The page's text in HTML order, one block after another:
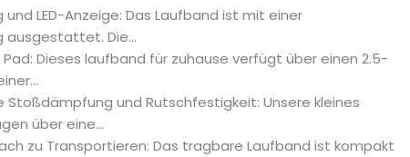
und LED-Anzeige: Das Laufband ist mit einer
ausgestattet. Die...
Dieses laufband für zuhause verfügt über einen 2.5-
Stoßdämpfung und Rutschfestigkeit: Unsere kleines
über eine...
zu Transportieren: Das tragbare Laufband ist kompakt